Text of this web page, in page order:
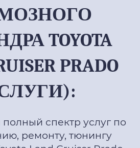
TOYOTA
PRADO
спектр услуг по
ремонту, тюнингу